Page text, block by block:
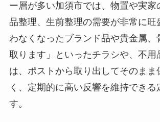
ー層が多い加須市では、物置や実家
品整理、生前整理の需要が非常に旺
わなくなったブランド品や貴金属、
取ります」といったチラシや、不用
は、ポストから取り出してそのまま
く、定期的に高い反響を維持できる
す。